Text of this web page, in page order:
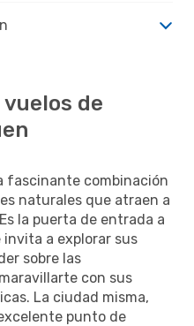
de
fascinante combinación
naturales que atraen a
la puerta de entrada a
a explorar sus
sobre las
con sus
La ciudad misma,
punto de